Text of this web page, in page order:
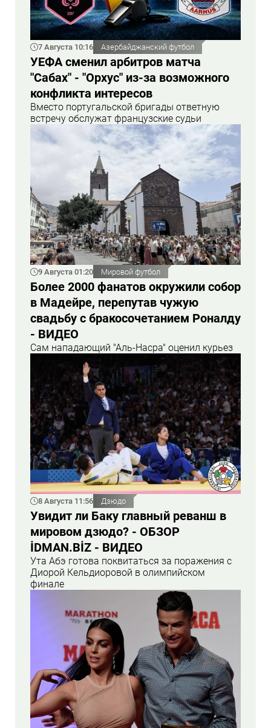
7 Августа 10:16 Азербайджанский футбол
УЕФА сменил арбитров матча
"Сабах" - "Орхус" из-за возможного
конфликта интересов
Вместо португальской бригады ответную
встречу обслужат французские судьи
9 Августа 01:20 Мировой футбол
Более 2000 фанатов окружили собор
в Мадейре, перепутав чужую
свадьбу с бракосочетанием Роналду
- ВИДЕО
Сам нападающий "Аль-Насра" оценил курьез
8 Августа 11:56 Дзюдо
Увидит ли Баку главный реванш в
мировом дзюдо? - ОБЗОР
İDMAN.BİZ - ВИДЕО
Ута Абэ готова поквитаться за поражения с
Диорой Кельдиоровой в олимпийском
финале